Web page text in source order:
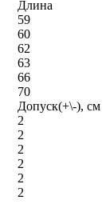
Длина
59
60
62
63
66
70
Допуск(+\-), см
2
2
2
2
2
2